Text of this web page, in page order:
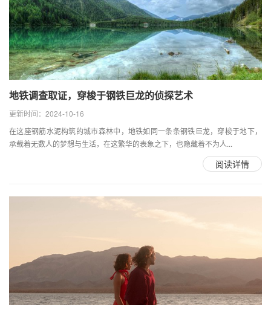
地铁调查取证，穿梭于钢铁巨龙的侦探艺术
更新时间：2024-10-16
在这座钢筋水泥构筑的城市森林中，地铁如同一条条钢铁巨龙，穿梭于地下，
承载着无数人的梦想与生活，在这繁华的表象之下，也隐藏着不为人...
阅读详情